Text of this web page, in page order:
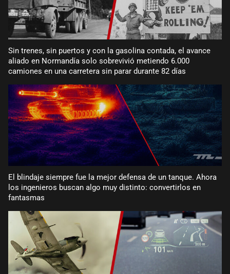
Sin trenes, sin puertos y con la gasolina contada, el avance
aliado en Normandía solo sobrevivió metiendo 6.000
camiones en una carretera sin parar durante 82 días
El blindaje siempre fue la mejor defensa de un tanque. Ahora
los ingenieros buscan algo muy distinto: convertirlos en
fantasmas